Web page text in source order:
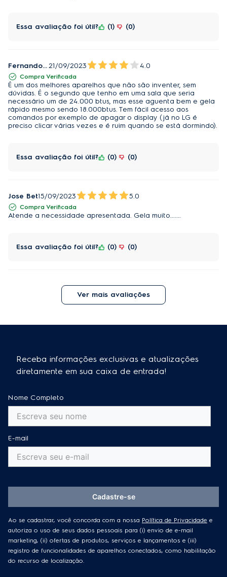
Essa avaliação foi útil? 1 0
Fernando Garcia21/09/2023 4.0
Compra Verificada
É um dos melhores aparelhos que não são inventer, sem
dúvidas. É o segundo que tenho em uma sala que seria
necessário um de 24.000 btus, mas esse aguenta bem e gela
rápido mesmo sendo 18.000btus. Tem fácil acesso aos
comandos por exemplo de apagar o display (já no LG é
preciso clicar várias vezes e é ruim quando se está dormindo).
Essa avaliação foi útil? 0 0
Jose Bet15/09/2023 5.0
Compra Verificada
Atende a necessidade apresentada. Gela muito.......
Essa avaliação foi útil? 0 0
Ver mais avaliações
Receba informações exclusivas e atualizações
diretamente em sua caixa de entrada!
Nome Completo
E-mail
Ao se cadastrar, você concorda com a nossa Política de Privacidade e
autoriza o uso de seus dados pessoais para (i) envio de e-mail
marketing, (ii) ofertas de produtos, serviços e lançamentos e (iii)
registro de funcionalidades de aparelhos conectados, como habilitação
do recurso de localização.
Cadastre-se